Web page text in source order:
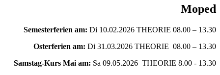
Moped
Semesterferien am: Di 10.02.2026 THEORIE 08.00 – 13.30
Osterferien am: Di 31.03.2026 THEORIE 08.00 – 13.30
Samstag-Kurs Mai am: Sa 09.05.2026 THEORIE 8.00 - 13.30